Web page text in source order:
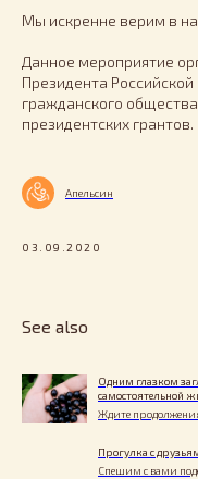
Мы искренне верим в
Данное мероприятие
Президента
гражданского
президентских грантов.
Апельсин
03.09.2020
See also
Одним глазком
самостоятельной
Ждите
Прогулка с
Спешим с вами